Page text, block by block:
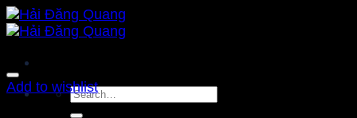
Bỏ
qua
dung
Search
Add to wishlist